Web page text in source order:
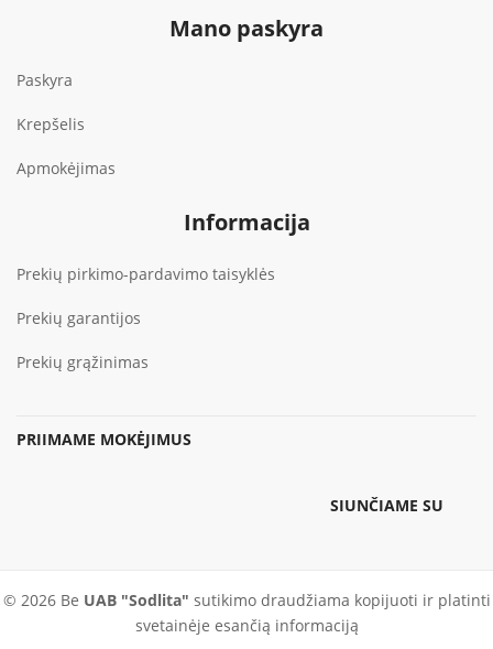
Mano paskyra
Paskyra
Krepšelis
Apmokėjimas
Informacija
Prekių pirkimo-pardavimo taisyklės
Prekių garantijos
Prekių grąžinimas
PRIIMAME MOKĖJIMUS
SIUNČIAME SU
© 2026 Be UAB "Sodlita" sutikimo draudžiama kopijuoti ir platinti
svetainėje esančią informaciją